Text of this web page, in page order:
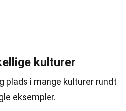
kulturer
i mange kulturer rundt
eksempler.